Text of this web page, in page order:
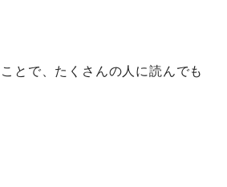
とで、たくさんの人に読んでも